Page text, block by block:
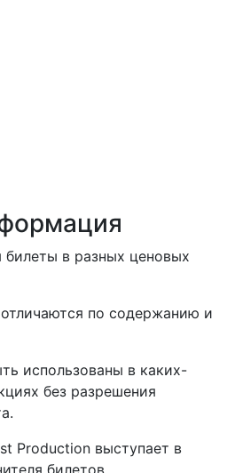
в разных ценовых
по содержанию и
использованы в каких-
без разрешения
Production выступает в
билетов.